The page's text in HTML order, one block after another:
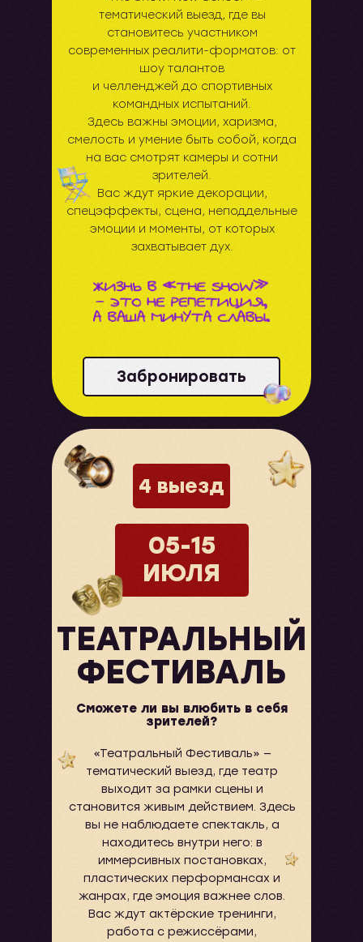
тематический выезд, где вы
становитесь участником
современных реалити-форматов: от
шоу талантов
и челленджей до спортивных
командных испытаний.
Здесь важны эмоции, харизма,
смелость и умение быть собой, когда
на вас смотрят камеры и сотни
зрителей.
Вас ждут яркие декорации,
спецэффекты, сцена, неподдельные
эмоции и моменты, от которых
захватывает дух.
Забронировать
4 выезд
05-15
ИЮЛЯ
ФЕСТИВАЛЬ
ТЕАТРАЛЬНЫЙ
Сможете ли вы влюбить в себя
зрителей?
«Театральный Фестиваль» —
тематический выезд, где театр
выходит за рамки сцены и
становится живым действием. Здесь
вы не наблюдаете спектакль, а
находитесь внутри него: в
иммерсивных постановках,
пластических перформансах и
жанрах, где эмоция важнее слов.
Вас ждут актёрские тренинги,
работа с режиссёрами,